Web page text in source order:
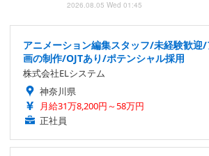
2026.08.05 Wed 01:45
アニメーション編集スタッフ/未経験歓迎
画の制作/OJTあり/ポテンシャル採用
株式会社ELシステム
神奈川県
月給31万8,200円～58万円
正社員